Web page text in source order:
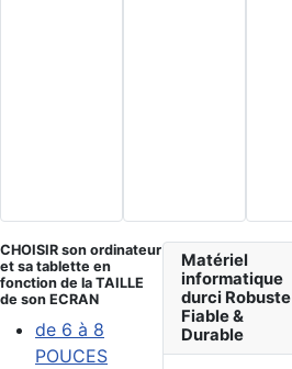
CHOISIR son ordinateur
et sa tablette en
fonction de la TAILLE
de son ECRAN
de 6 à 8
POUCES
Matériel
informatique
durci Robuste
Fiable &
Durable